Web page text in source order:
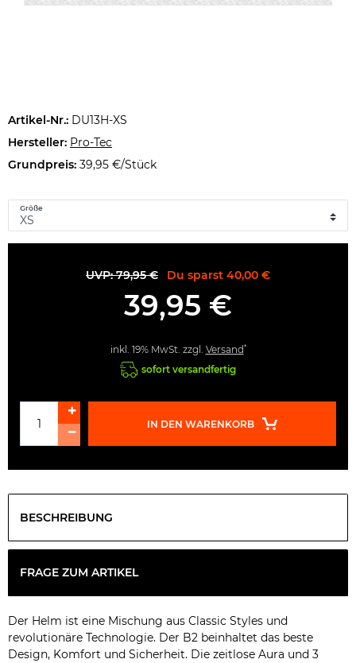
Artikel-Nr.: DU13H-XS
Hersteller: Pro-Tec
Grundpreis: 39,95 €/Stück
Größe
UVP: 79,95 € Du sparst 40,00 €
39,95 €
inkl. 19% MwSt. zzgl. Versand*
sofort versandfertig
IN DEN WARENKORB
BESCHREIBUNG
FRAGE ZUM ARTIKEL
Der Helm ist eine Mischung aus Classic Styles und
revolutionäre Technologie. Der B2 beinhaltet das beste
Design, Komfort und Sicherheit. Die zeitlose Aura und 3